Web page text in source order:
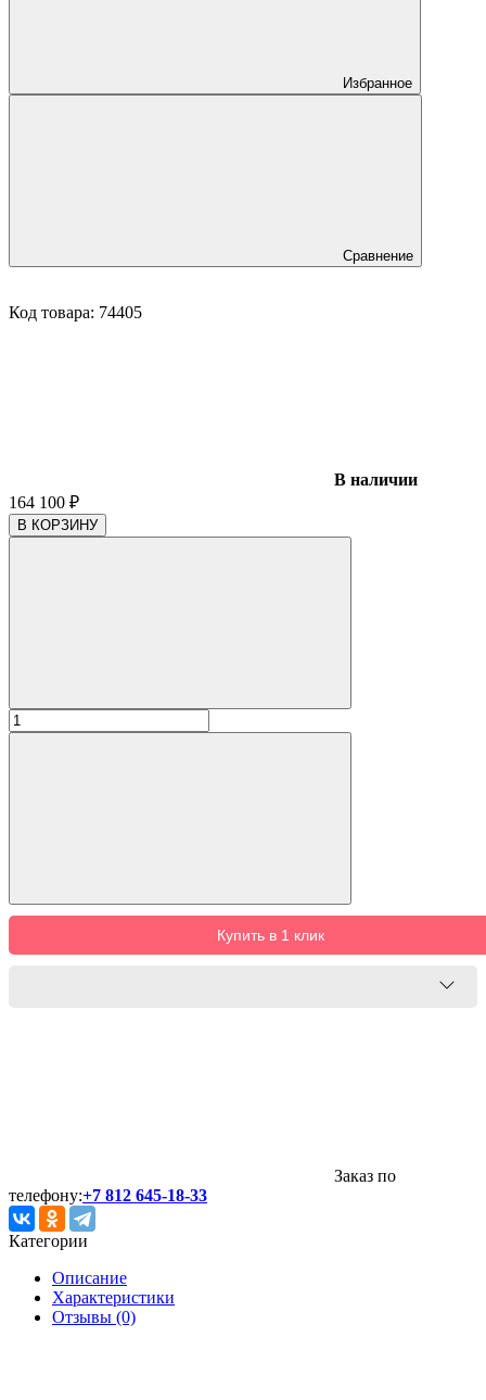
Избранное
Сравнение
Код товара: 74405
В наличии
164 100 ₽
В КОРЗИНУ
Купить в 1 клик
Заказ по
телефону:+7 812 645-18-33
Категории
Описание
Характеристики
Отзывы (0)